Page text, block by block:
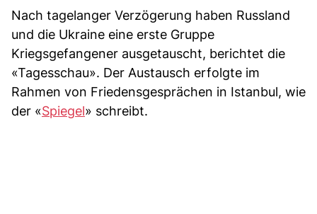
Nach tagelanger Verzögerung haben Russland
und die Ukraine eine erste Gruppe
Kriegsgefangener ausgetauscht, berichtet die
«Tagesschau». Der Austausch erfolgte im
Rahmen von Friedensgesprächen in Istanbul, wie
der «Spiegel» schreibt.